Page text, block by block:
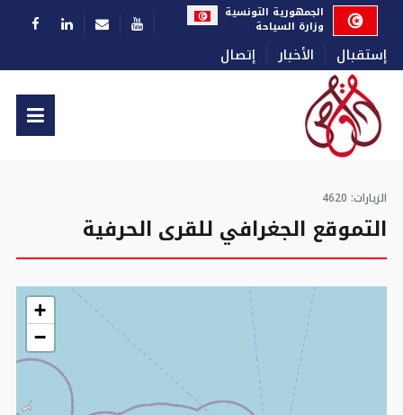
إستقبال الأخبار إتصال
اختر لغتكالجمهورية التونسية
وزارة السياحة
الزيارات: 4620
التموقع الجغرافي للقرى الحرفية
+
−